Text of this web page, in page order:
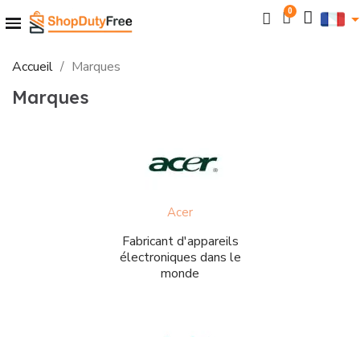
Accueil Marques
Marques
Acer
Fabricant d'appareils
électroniques dans le
monde